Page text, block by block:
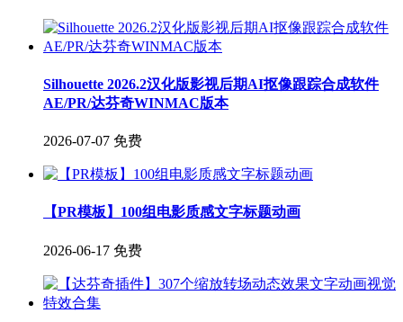
Silhouette 2026.2汉化版影视后期AI抠像跟踪合成软件
AE/PR/达芬奇WINMAC版本
2026-07-07 免费
【PR模板】100组电影质感文字标题动画
2026-06-17 免费